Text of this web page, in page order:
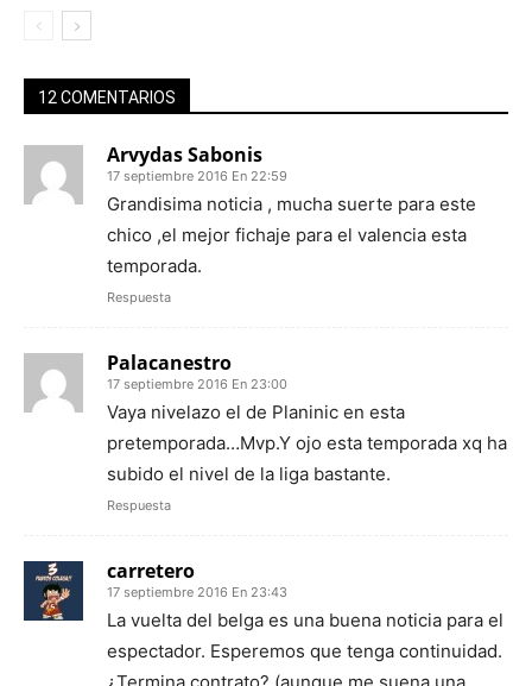
12 COMENTARIOS
Arvydas Sabonis
17 septiembre 2016 En 22:59
Grandisima noticia , mucha suerte para este
chico ,el mejor fichaje para el valencia esta
temporada.
Respuesta
Palacanestro
17 septiembre 2016 En 23:00
Vaya nivelazo el de Planinic en esta
pretemporada…Mvp.Y ojo esta temporada xq ha
subido el nivel de la liga bastante.
Respuesta
carretero
17 septiembre 2016 En 23:43
La vuelta del belga es una buena noticia para el
espectador. Esperemos que tenga continuidad.